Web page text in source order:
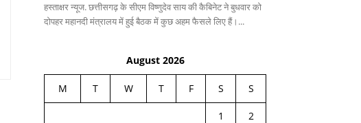
हस्ताक्षर न्यूज. छत्तीसगढ़ के सीएम विष्णुदेव साय की कैबिनेट ने बुधवार को
दोपहर महानदी मंत्रालय में हुई बैठक में कुछ अहम फैसले लिए हैं।...
August 2026
M T W T F S S
1
2